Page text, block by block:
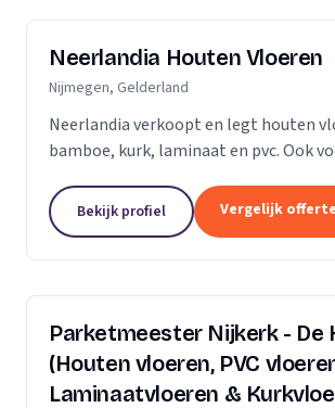
Neerlandia Houten Vloeren
Nijmegen, Gelderland
Neerlandia verkoopt en legt houten
bamboe, kurk, laminaat en pvc. Ook
kunt u bij ons terecht! Neerlandia is
familiebedrijf in Nijmegen...
Bekijk profiel Vergelijk
Parketmeester Nijkerk - De
(Houten vloeren, PVC
Laminaatvloeren &